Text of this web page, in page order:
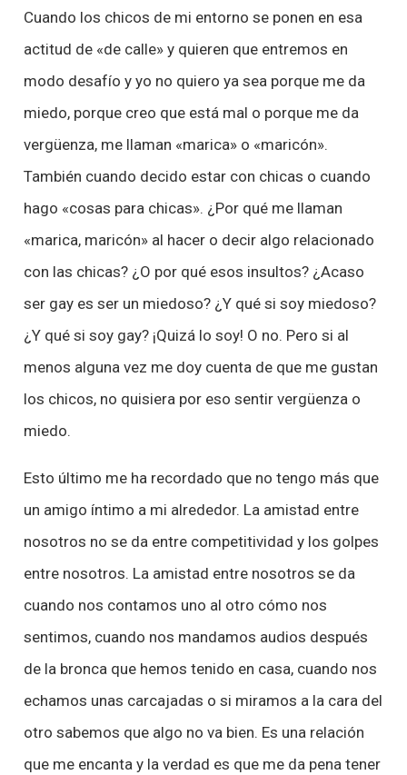
Cuando los chicos de mi entorno se ponen en esa
actitud de «de calle» y quieren que entremos en
modo desafío y yo no quiero ya sea porque me da
miedo, porque creo que está mal o porque me da
vergüenza, me llaman «marica» o «maricón».
También cuando decido estar con chicas o cuando
hago «cosas para chicas». ¿Por qué me llaman
«marica, maricón» al hacer o decir algo relacionado
con las chicas? ¿O por qué esos insultos? ¿Acaso
ser gay es ser un miedoso? ¿Y qué si soy miedoso?
¿Y qué si soy gay? ¡Quizá lo soy! O no. Pero si al
menos alguna vez me doy cuenta de que me gustan
los chicos, no quisiera por eso sentir vergüenza o
miedo.
Esto último me ha recordado que no tengo más que
un amigo íntimo a mi alrededor. La amistad entre
nosotros no se da entre competitividad y los golpes
entre nosotros. La amistad entre nosotros se da
cuando nos contamos uno al otro cómo nos
sentimos, cuando nos mandamos audios después
de la bronca que hemos tenido en casa, cuando nos
echamos unas carcajadas o si miramos a la cara del
otro sabemos que algo no va bien. Es una relación
que me encanta y la verdad es que me da pena tener